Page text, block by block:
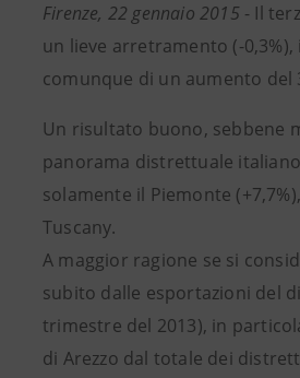
Firenze, 22 gennaio 2015 - Il
un lieve arretramento (-
comunque di un aumento del
Un risultato buono, sebbene
panorama distrettuale
solamente il Piemonte
Tuscany.
A maggior ragione se si
subito dalle esportazioni del
trimestre del 2013), in
di Arezzo dal totale dei